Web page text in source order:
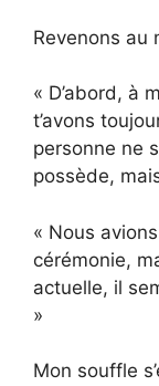
Revenons au
« D’abord, à
t’avons
personne ne
possède,
« Nous
cérémonie,
actuelle, il
»
Mon souffle